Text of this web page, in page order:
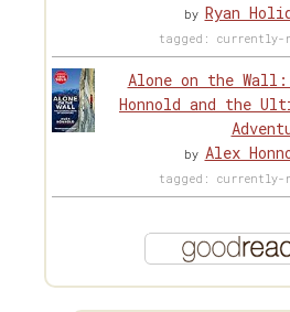
by Ryan
tagged: currently-
Alone on the
Honnold and the
by Alex
tagged: currently-